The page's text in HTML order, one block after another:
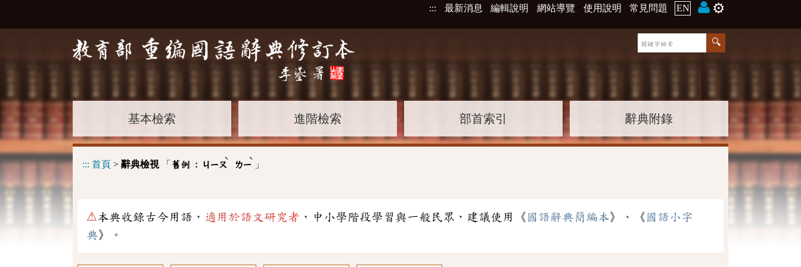
::: 最新消息 編輯說明 網站導覽 使用說明 常見問題 EN ⚙️
基本檢索 進階檢索 部首索引 辭典附錄
::: 首頁 > 辭典檢視「 舊例 : ㄐㄧㄡ
ˋ
ㄌㄧ
ˋ
」
⚠本典收錄古今用語， 適用於語文研究者 ，中小學階段學習與一般民眾，建議使用《 國語辭典簡編本》、《 國語小字
典》。